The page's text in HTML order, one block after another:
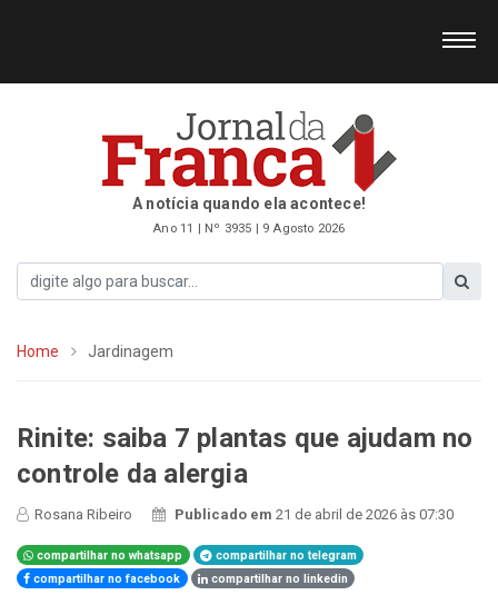
A notícia quando ela acontece!
Ano 11 | Nº 3935 | 9 Agosto 2026
Home Jardinagem
Rinite: saiba 7 plantas que ajudam no
controle da alergia
Rosana Ribeiro Publicado em21 de abril de 2026 às 07:30
compartilhar no whatsapp
compartilhar no telegram
compartilhar no facebook
compartilhar no linkedin